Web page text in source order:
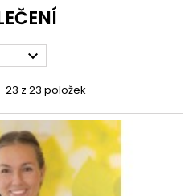

23 z 23 položek